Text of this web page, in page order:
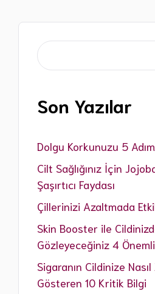
Ara
Son Yazılar
Dolgu Korkunuzu 5
Cilt Sağlığınız İçin
Şaşırtıcı Faydası
Çillerinizi Azaltmada
Skin Booster ile
Gözleyeceğiniz 4
Sigaranın Cildinize
Gösteren 10 Kritik Bilgi